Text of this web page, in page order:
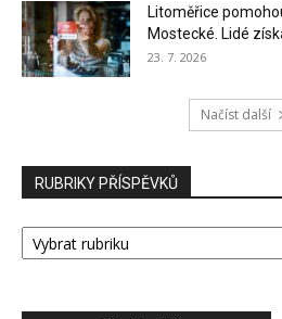
Litoměřice
Mostecké. Lidé
23. 7. 2026
Načíst další
RUBRIKY PŘÍSPĚVKŮ
RUBRIKY
PŘÍSPĚVKŮ